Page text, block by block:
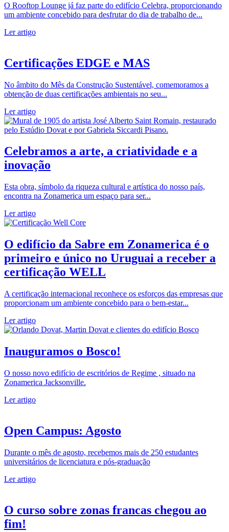
O Rooftop Lounge já faz parte do edifício Celebra, proporcionando
um ambiente concebido para desfrutar do dia de trabalho de...
Ler artigo
Certificações EDGE e MAS
No âmbito do Mês da Construção Sustentável, comemoramos a
obtenção de duas certificações ambientais no seu...
Ler artigo
Celebramos a arte, a criatividade e a
inovação
Esta obra, símbolo da riqueza cultural e artística do nosso país,
encontra na Zonamerica um espaço para ser...
Ler artigo
O edifício da Sabre em Zonamerica é o
primeiro e único no Uruguai a receber a
certificação WELL
A certificação internacional reconhece os esforços das empresas que
proporcionam um ambiente concebido para o bem-estar...
Ler artigo
Inauguramos o Bosco!
O nosso novo edifício de escritórios de Regime , situado na
Zonamerica Jacksonville.
Ler artigo
Open Campus: Agosto
Durante o mês de agosto, recebemos mais de 250 estudantes
universitários de licenciatura e pós-graduação
Ler artigo
O curso sobre zonas francas chegou ao
fim!